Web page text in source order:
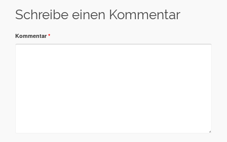
Schreibe einen Kommentar
Kommentar *